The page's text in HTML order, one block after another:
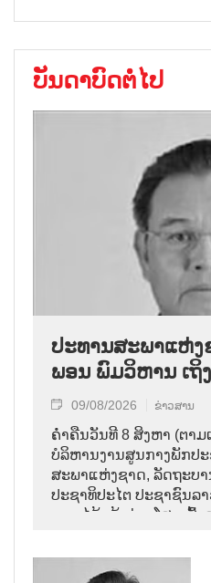
ບັນດາບົດຕໍ່ໄປ
ປະທານສະພາແຫ່ງ
ພອນ ພົມວິຫານ ເຖິ
09/08/2026 ຂ່າວສານ
ຄ່ຳຄືນວັນທີ 8 ສິງຫາ (ຕາມ
ບໍລິຫານງານສູນກາງພັກປ
ສະພາແຫ່ງຊາດ, ລັດຖະບ
ປະຊາທິປະໄຕ ປະຊາຊົນລ
ຊາດ ໄດ້ແຈ້ງຂ່າວໂສກເສົ້
ໄດ້ເຖິງແກ່ມໍລະນະກຳ ໃນ
ຮ້າຍແຮງມາເປັນໄລຍະໜຶ່ງ.